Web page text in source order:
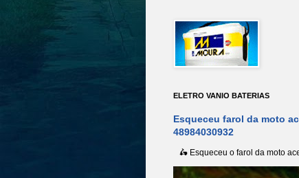
ELETRO VANIO BATERIAS
Esqueceu farol da moto
48984030932
🛵 Esqueceu o farol da moto